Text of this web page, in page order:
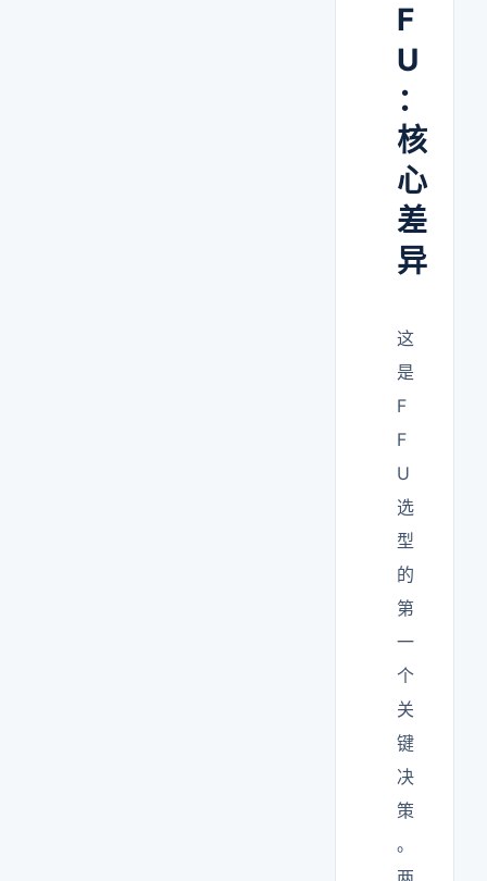
F
U
：
核
心
差
异
这
是
F
F
U
选
型
的
第
一
个
关
键
决
策
。